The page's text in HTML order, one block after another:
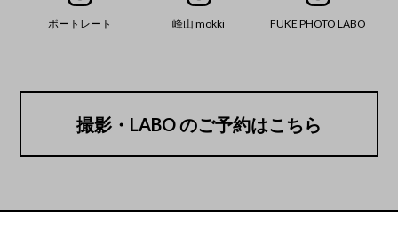
ポートレート 峰山 mokki FUKE PHOTO LABO
撮影・LABO のご予約はこちら